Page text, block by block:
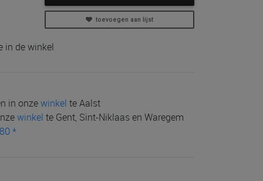
toevoegen aan lijst
in de winkel
in onzewinkel te Aalst
winkel te Gent, Sint-Niklaas en Waregem
*